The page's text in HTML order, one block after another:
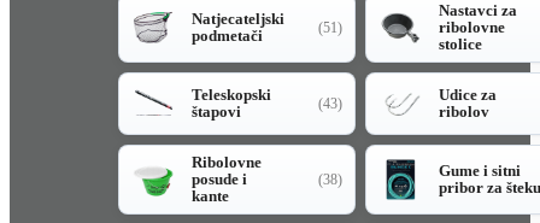
Natjecateljski
podmetači
(51)
Nastavci za
ribolovne
stolice
Teleskopski
štapovi
(43)
Udice za
ribolov
Ribolovne
posude i
kante
(38)
Gume i sitni
pribor za šteku